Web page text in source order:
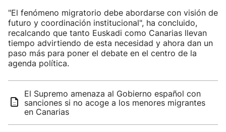
"El fenómeno migratorio debe abordarse con visión de
futuro y coordinación institucional", ha concluido,
recalcando que tanto Euskadi como Canarias llevan
tiempo advirtiendo de esta necesidad y ahora dan un
paso más para poner el debate en el centro de la
agenda política.
El Supremo amenaza al Gobierno español con
sanciones si no acoge a los menores migrantes
en Canarias